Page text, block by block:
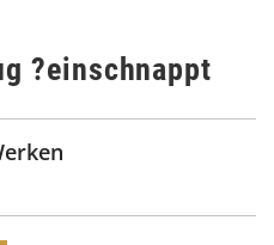
?einschnappt